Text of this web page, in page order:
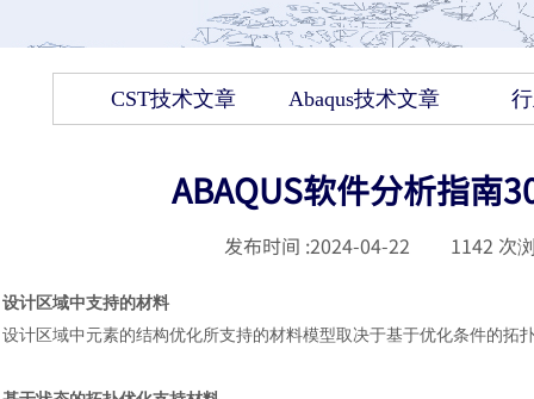
CST技术文章 Abaqus技术文章
ABAQUS软件分析指南
发布时间 :2024-04-22 1142 次
设计区域中支持的材料
设计区域中元素的结构优化所支持的材料模型取决于基于优化条件的拓